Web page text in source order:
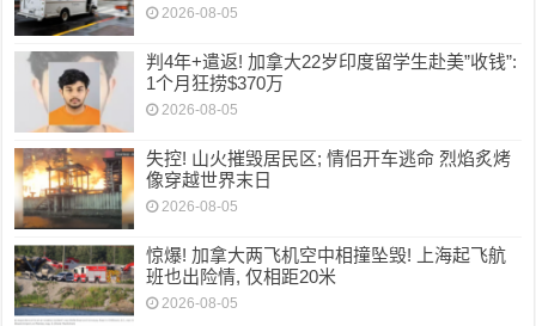
2026-08-05
判4年+遣返! 加拿大22岁印度留学生赴美”收钱”:
1个月狂捞$370万
2026-08-05
失控! 山火摧毁居民区; 情侣开车逃命 烈焰炙烤
像穿越世界末日
2026-08-05
惊爆! 加拿大两飞机空中相撞坠毁! 上海起飞航
班也出险情, 仅相距20米
2026-08-05